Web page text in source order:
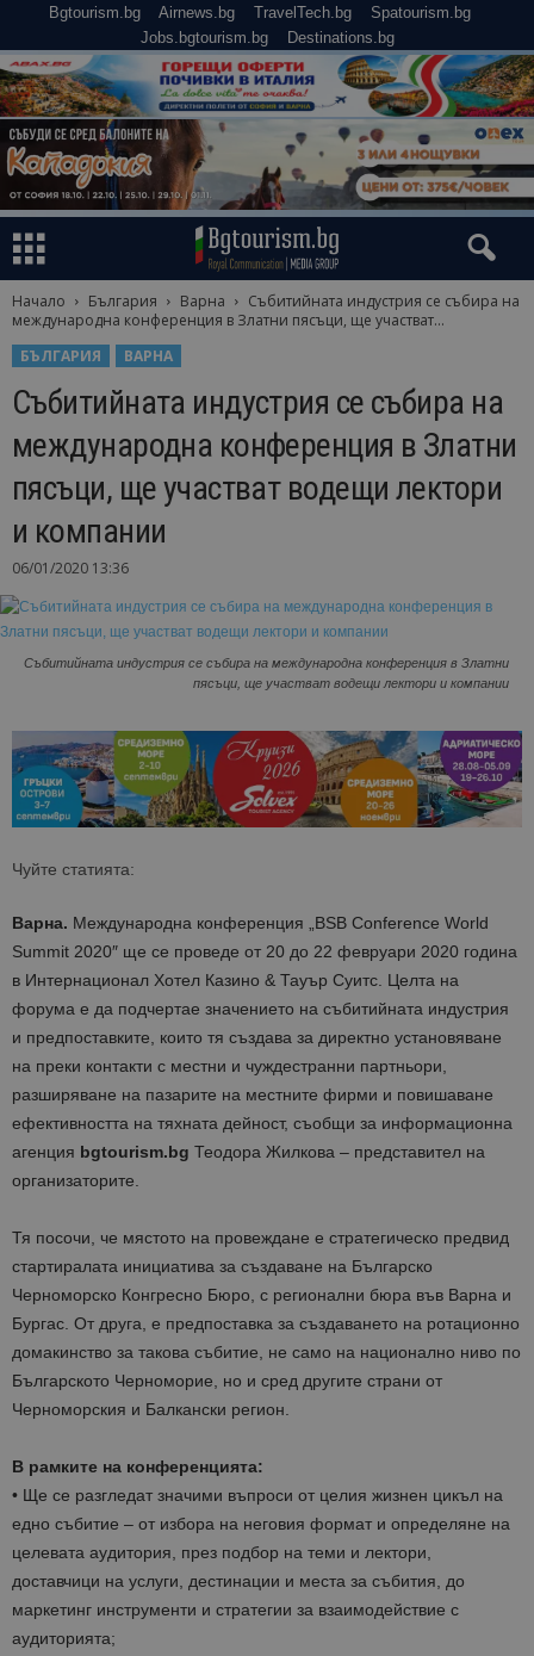
Bgtourism.bg Airnews.bg TravelTech.bg
Spatourism.bg
Jobs.bgtourism.bg
Destinations.bg
Начало България Варна
Събитийната индустрия се събира на
международна конференция в Златни пясъци, ще участват...
БЪЛГАРИЯ
ВАРНА
Събитийната индустрия се събира на
международна конференция в Златни
пясъци, ще участват водещи лектори
и компании
06/01/2020 13:36
Събитийната индустрия се събира на международна конференция в Златни
пясъци, ще участват водещи лектори и компании
Чуйте статията:
Варна. Международна конференция „BSB Conference World
Summit 2020″ ще се проведе от 20 до 22 февруари 2020 година
в Интернационал Хотел Казино & Тауър Суитс. Целта на
форума е да подчертае значението на събитийната индустрия
и предпоставките, които тя създава за директно установяване
на преки контакти с местни и чуждестранни партньори,
разширяване на пазарите на местните фирми и повишаване
ефективността на тяхната дейност, съобщи за информационна
агенция bgtourism.bg Теодора Жилкова – представител на
организаторите.
Тя посочи, че мястото на провеждане е стратегическо предвид
стартиралата инициатива за създаване на Българско
Черноморско Конгресно Бюро, с регионални бюра във Варна и
Бургас. От друга, е предпоставка за създаването на ротационно
домакинство за такова събитие, не само на национално ниво по
Българското Черноморие, но и сред другите страни от
Черноморския и Балкански регион.
В рамките на конференцията:
• Ще се разгледат значими въпроси от целия жизнен цикъл на
едно събитие – от избора на неговия формат и определяне на
целевата аудитория, през подбор на теми и лектори,
доставчици на услуги, дестинации и места за събития, до
маркетинг инструменти и стратегии за взаимодействие с
аудиторията;